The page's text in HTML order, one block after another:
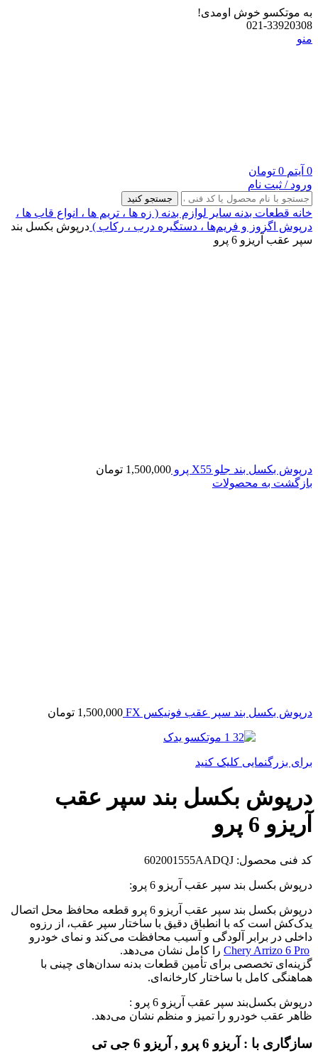
به موتکسو خوش اومدی!
021-33920308
منو
0 آیتم 0 تومان
ورود / ثبت نام
جستجو کنید
خانه قطعات بدنه سایر لوازم بدنه ( زه ها ، تریم ها ، انواع قاب ها ،
درپوش اگزوز و فریم‌ها ، دستگیره درب ، رکاب ) درپوش بکسل بند
سپر عقب آریزو 6 پرو
درپوش بکسل بند جلو X55 پرو 1,500,000 تومان
بازگشت به محصولات
درپوش بکسل بند سپر عقب فونیکس FX 1,500,000 تومان
برای بزرگنمایی کلیک کنید
درپوش بکسل بند سپر عقب
آریزو 6 پرو
کد فنی محصول: 602001555AADQJ
درپوش بکسل بند سپر عقب آریزو 6 پرو:
درپوش بکسل بند سپر عقب آریزو 6 پرو قطعه محافظ محل اتصال
یدک‌کش است که با انطباق دقیق با ساختار سپر عقب، از رزوه
داخلی در برابر آلودگی و آسیب محافظت می‌کند و نمای خودرو
Chery Arrizo 6 Pro را کامل نشان می‌دهد.
گزینه‌ای تخصصی برای تأمین قطعات بدنه سدان‌های چینی با
هماهنگی کامل با ساختار کارخانه‌ای.
درپوش بکسل‌بند سپر عقب آریزو 6 پرو :
ظاهر عقب خودرو را تمیز و منظم نشان می‌دهد.
سازگاری با : آریزو 6 پرو , آریزو 6 جی تی